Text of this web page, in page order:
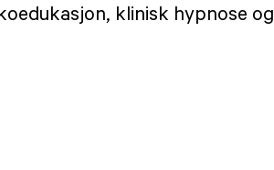
klinisk hypnose og